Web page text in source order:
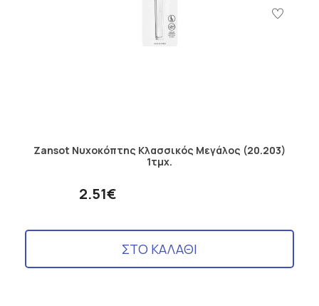
Zansot Νυχοκόπτης Κλασσικός Μεγάλος (20.203)
1τμχ.
2.51€
ΣΤΟ ΚΑΛΑΘΙ